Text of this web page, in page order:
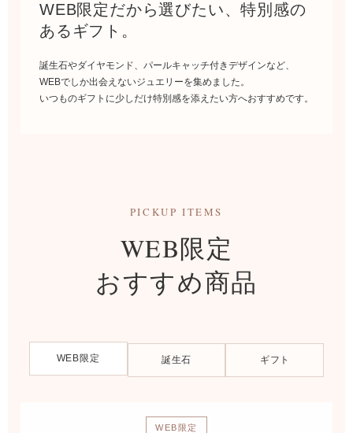
WEB限定だから選びたい、特別感の
あるギフト。
誕生石やダイヤモンド、パールキャッチ付きデザインなど、
WEBでしか出会えないジュエリーを集めました。
いつものギフトに少しだけ特別感を添えたい方へおすすめです。
PICKUP ITEMS
WEB限定
おすすめ商品
WEB限定 誕生石 ギフト
WEB限定